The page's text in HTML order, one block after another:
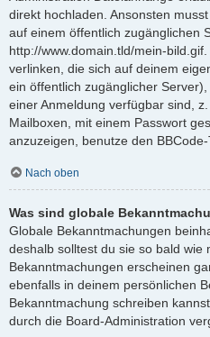
direkt hochladen. Ansonsten
auf einem öffentlich zugänglichen
http://www.domain.tld/mein-
verlinken, die sich auf deinem
ein öffentlich zugänglicher
einer Anmeldung verfügbar sind,
Mailboxen, mit einem Passwort
anzuzeigen, benutze den BBCode-
Nach oben
Was sind globale
Globale Bekanntmachungen
deshalb solltest du sie so bald wie
Bekanntmachungen erscheinen
ebenfalls in deinem persönlichen
Bekanntmachung schreiben
durch die Board-Administration